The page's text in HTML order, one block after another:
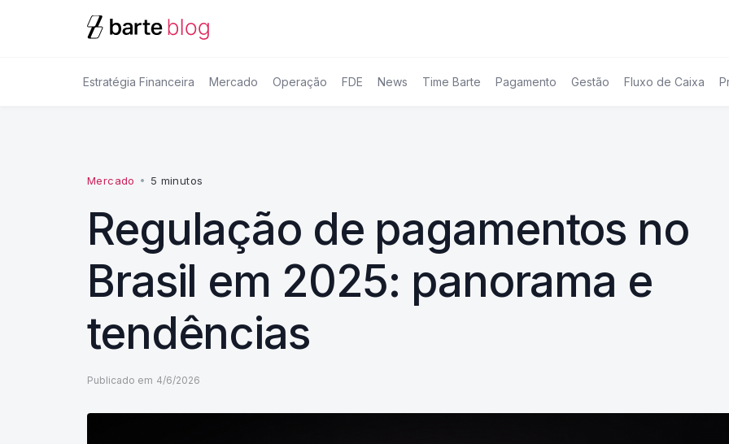
Estratégia Financeira Mercado Operação FDE News Time Barte Pagamento Gestão Fluxo de Caixa
Mercado • 5 minutos
Regulação de pagamentos no
Brasil em 2025: panorama e
tendências
Publicado em 4/6/2026